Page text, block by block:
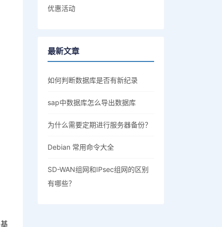
优惠活动
最新文章
如何判断数据库是否有新纪录
sap中数据库怎么导出数据库
为什么需要定期进行服务器备份？
Debian 常用命令大全
SD-WAN组网和IPsec组网的区别
有哪些？